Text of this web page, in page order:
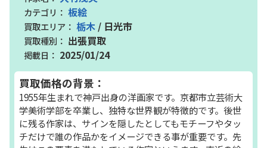
板絵
栃木 / 日光市
出張買取
2025/01/24
買取価格の背景：
1955年生まれで神戸出身の洋画家です。京都市立芸術大
学美術学部を卒業し、独特な世界観が特徴的です。後世
に残る作家は、サインを隠したとしてもモチーフやタッ
チだけで誰の作品かをイメージできる事が重要です。先